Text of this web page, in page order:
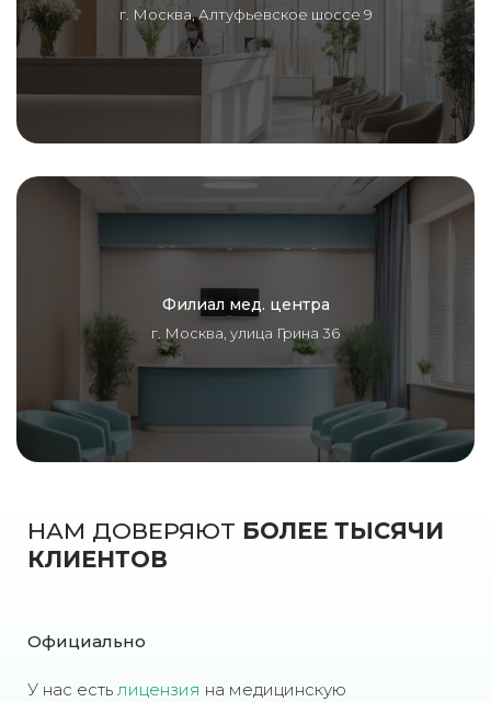
г. Москва, Алтуфьевское шоссе 9
Филиал мед. центра
г. Москва, улица Грина 36
НАМ ДОВЕРЯЮТ БОЛЕЕ ТЫСЯЧИ
КЛИЕНТОВ
Официально
У нас есть лицензия на медицинскую